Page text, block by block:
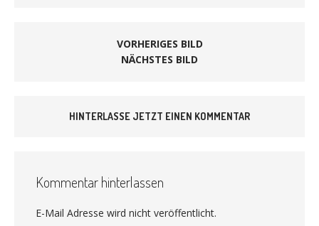
VORHERIGES BILD
NÄCHSTES BILD
HINTERLASSE JETZT EINEN KOMMENTAR
Kommentar hinterlassen
E-Mail Adresse wird nicht veröffentlicht.